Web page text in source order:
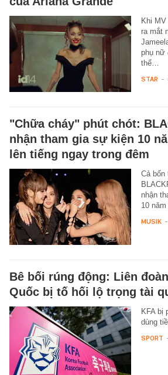
Khi
ra mắt
phụ nữ
thể…
STAR -
"Chữa cháy" phút chót:
nhận tham gia sự kiện 10
lên tiếng ngay trong đêm
Cả bốn
nhận
10
MUSIK -
Bê bối rúng động: Liên
Quốc bị tố hối lộ trọng tài
KFA bị
dùng
SPORT